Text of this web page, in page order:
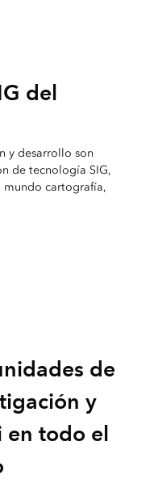
del
y desarrollo son
de tecnología SIG,
mundo cartografía,
de
y
en todo el